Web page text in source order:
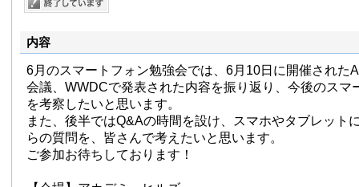
内容
6月のスマートフォン勉強会では、6月10日に開催された
会議、WWDCで発表された内容を振り返り、今後のスマ
を考察したいと思います。
また、後半ではQ&Aの時間を設け、スマホやタブレット
らの質問を、皆さんで考えたいと思います。
ご参加お待ちしております！